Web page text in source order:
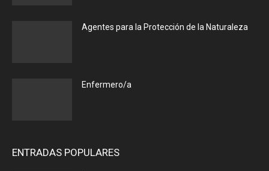
Agentes para la Protección de la Naturaleza
Enfermero/a
ENTRADAS POPULARES